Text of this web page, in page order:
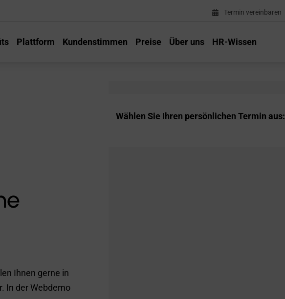
Termin vereinbaren
Plattform Kundenstimmen Preise Über uns HR-Wissen
Ihnen gerne in
In der Webdemo
Wählen Sie Ihren persönlichen Termin aus: